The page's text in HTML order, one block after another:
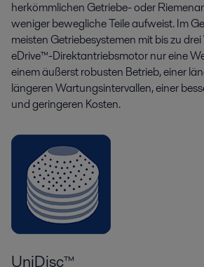
herkömmlichen Getriebe- oder
weniger bewegliche Teile aufweist. Im
meisten Getriebesystemen mit bis zu
eDrive™-Direktantriebsmotor nur eine
einem äußerst robusten Betrieb, einer
längeren Wartungsintervallen, einer
und geringeren Kosten.
UniDisc™